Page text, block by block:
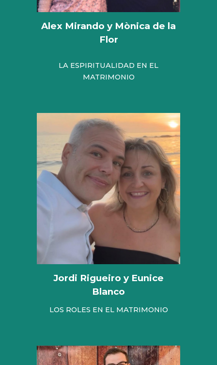
Alex Mirando y Mònica de la
Flor
LA ESPIRITUALIDAD EN EL
MATRIMONIO
Jordi Rigueiro y Eunice
Blanco
LOS ROLES EN EL MATRIMONIO